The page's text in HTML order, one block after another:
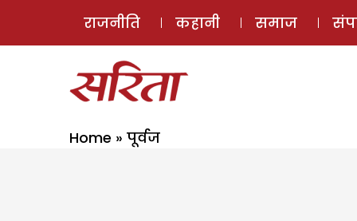
राजनीति कहानी समाज
Home » पूर्वज